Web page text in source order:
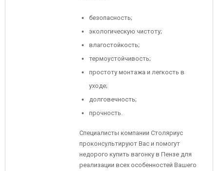
безопасность;
экологическую чистоту;
влагостойкость;
термоустойчивость;
простоту монтажа и легкость в
уходе;
долговечность;
прочность.
Специалисты компании Столяриус
проконсультируют Вас и помогут
недорого купить вагонку в Пензе для
реализации всех особенностей Вашего